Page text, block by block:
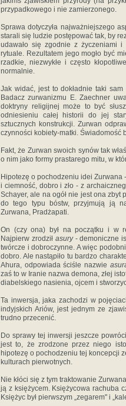
przypadkowego i nie zamierzonego.
Sprawa dotyczyła najważniejszego
starali się ludzie postępować tak, by
udawało się zgodnie z życzeniami i
rytuale. Rezultatem jego mogło być
rzadkie, niezwykłe i często
normalnie.
Jak widać, jest to dokładnie taki
Badacz zurwanizmu E. Zaechner
doktryny religijnej może to być
odniesieniu całej historii do jej
sztucznych konstrukcji. Zurwan
czynności kobiety-matki. Świadomość
Fakt, że Zurwan swoich synów tak
o nim jako formy prastarego mitu, w
Hipotezę o pochodzeniu idei Zurwana
i ciemność, dobro i zło - z
Schayer, ale na ogół nie jest ona
do tego typu bóstw, przyjmują ją
Zurwana, Pradżapati.
On (czy ona) był na początku i w
Najpierw zrodził asury- demoniczne
twórcze i dobroczynne. A więc
dobro. Ale nastąpiło tu bardzo
Ahura, odpowiada ściśle nazwie
zaś to w Iranie nazwa demona, złej
diabelskiego nasienia, ojcem i
Ta inwersja, jaka zachodzi w
indyjskich Ariów, jest jednym ze
trudno przecenić.
Do sprawy tej inwersji jeszcze
jest to, że zrodzone przez niego
hipotezę o pochodzeniu tej koncepcji
kulturach pierwotnych.
Nie kłóci się z tym traktowanie
ją z księżycem. Księżycowa rachuba
Księżyc był pierwszym „zegarem" i